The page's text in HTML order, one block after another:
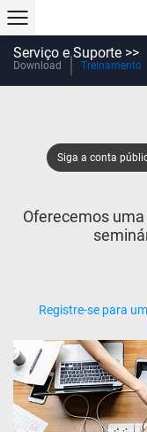
Serviço e Suporte >>
Download Treinamento
Siga a conta
Oferecemos
Registre-se para